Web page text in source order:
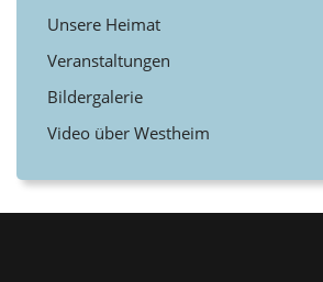
Unsere Heimat
Veranstaltungen
Bildergalerie
Video über Westheim